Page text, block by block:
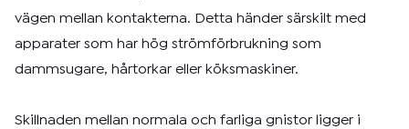
vägen mellan kontakterna. Detta händer särskilt med
apparater som har hög strömförbrukning som
dammsugare, hårtorkar eller köksmaskiner.
Skillnaden mellan normala och farliga gnistor ligger i